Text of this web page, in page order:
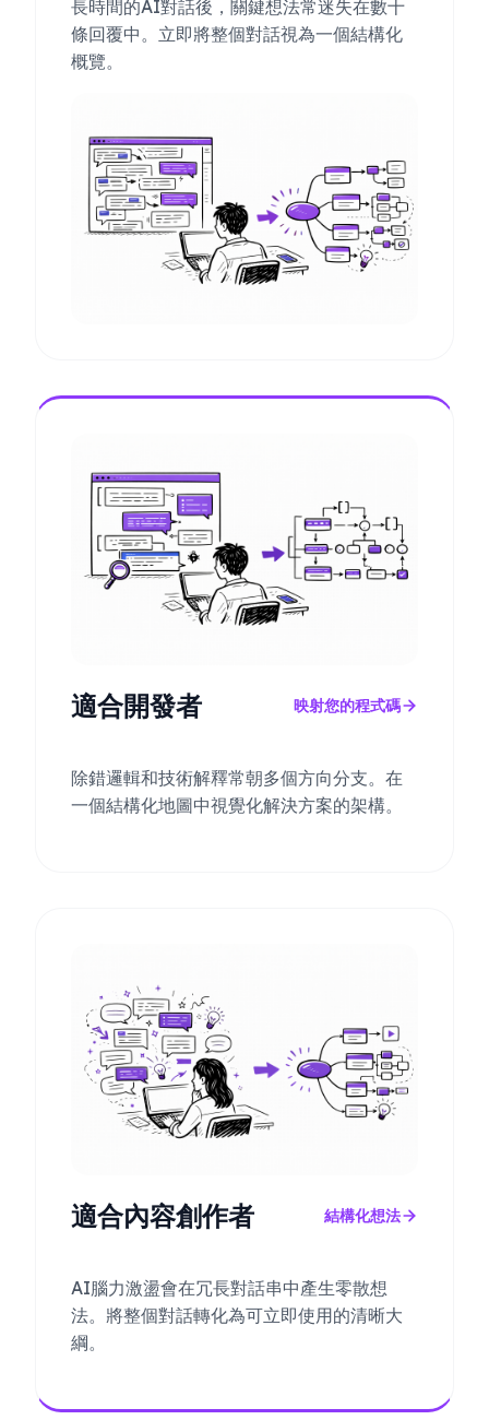
長時間的AI對話後，關鍵想法常迷失在數十
條回覆中。立即將整個對話視為一個結構化
概覽。
適合開發者 映射您的程式碼
除錯邏輯和技術解釋常朝多個方向分支。在
一個結構化地圖中視覺化解決方案的架構。
適合內容創作者 結構化想法
AI腦力激盪會在冗長對話串中產生零散想
法。將整個對話轉化為可立即使用的清晰大
綱。